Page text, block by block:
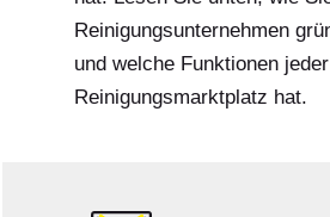
Reinigungsunternehmen
und welche Funktionen jeder
Reinigungsmarktplatz hat.